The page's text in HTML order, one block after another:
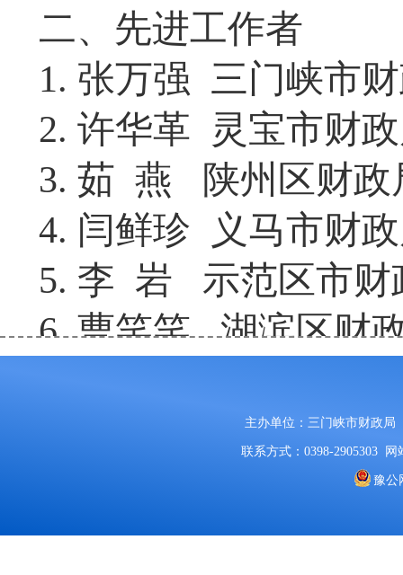
二、先进工作者
1. 张万强 三门峡市
2. 许华革 灵宝市财
3. 茹 燕 陕州 区财政
4. 闫鲜珍 义马市财
5. 李 岩 示范区市财
6.曹笑笑 湖滨区财
示期间，对公示的拟
受理反映情况的部门
主办单位：三门峡市财政局
联系方式：0398-2905303 网
豫公